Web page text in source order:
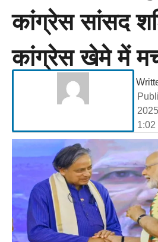
कांग्रेस सांसद
कांग्रेस खेमे में
2025
1:02